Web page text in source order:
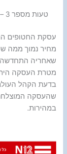
טעות מספר 3 – יחס החברה הישראלית לחטופים ויצר הנקם
עסקת החטופים
מחיר נמוך ממה
שאחריה התחדשה
מטרת העסקה
בדעת הקהל
שהעסקה
במהירות.